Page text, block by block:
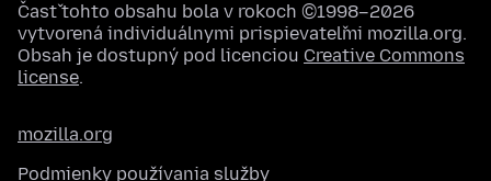
Časť tohto obsahu bola v rokoch ©1998–2026
vytvorená individuálnymi prispievateľmi mozilla.org.
Obsah je dostupný pod licenciou Creative Commons
license.
mozilla.org
Podmienky používania služby